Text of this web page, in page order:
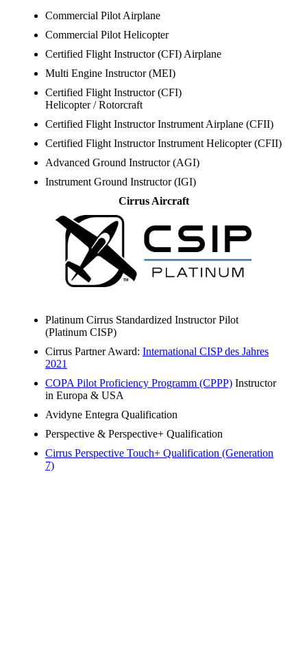
Commercial Pilot Airplane
Commercial Pilot Helicopter
Certified Flight Instructor (CFI) Airplane
Multi Engine Instructor (MEI)
Certified Flight Instructor (CFI)
Helicopter / Rotorcraft
Certified Flight Instructor Instrument Airplane (CFII)
Certified Flight Instructor Instrument Helicopter (CFII)
Advanced Ground Instructor (AGI)
Instrument Ground Instructor (IGI)
Cirrus Aircraft
Platinum Cirrus Standardized Instructor Pilot
(Platinum CISP)
Cirrus Partner Award: International CISP des Jahres
2021
COPA Pilot Proficiency Programm (CPPP) Instructor
in Europa & USA
Avidyne Entegra Qualification
Perspective & Perspective+ Qualification
Cirrus Perspective Touch+ Qualification (Generation
7)